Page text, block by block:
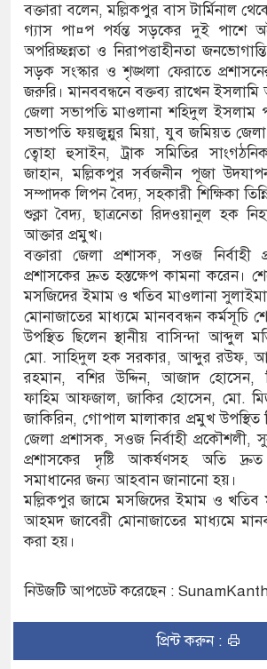
আইনে মামলা: নাদের, পলিন, রিপন-
আসামি
ইলেক্ট্রনিক বুথ ও সেল্ফ সার্ভিস সেন্টারের উদ্বোধন
জেলা প্রশাসন
বক্তারা বলেন, মল্লিকপুর বাস টার্মিনাল
গ্যাস পা¤প পর্যন্ত সড়কের দুই পাশে
অপরিচ্ছন্নতা ও নিরাপত্তাহীনতা
সড়ক সংস্কার ও শৃঙ্খলা ফেরাতে
জরুরি। মানববন্ধনে বক্তব্য রাখেন
জেলা সভাপতি মাওলানা শহিদুল ইসলাম
সভাপতি ফয়জুন্নুর মিয়া, যুব জমিয়ত
ত্বোহা হুসাইন, ট্রাক সমিতির
জাহান, মল্লিকপুর সর্বজনীন পূজা
সম্পাদক লিপন বৈদ্য, সহকারী শিক্ষিকা
শুক্লা বৈদ্য, ছাত্রনেতা রিদওয়ানুল হক
আক্তার প্রমুখ।
বক্তারা জেলা প্রশাসক, সওজ
প্রশাসকের দ্রুত হস্তক্ষেপ কামনা করেন।
মসজিদের ইমাম ও খতিব মাওলানা
মোনাজাতের মাধ্যমে মানববন্ধন কর্মসূচি
উপস্থিত ছিলেন স্থানীয় বাসিন্দা
মো. সাহিদুল হক সরকার, আব্দুর রউফ,
রহমান, বশির উদ্দিন, আজাদ হোসেন,
ফাহিম আফজাল, জাকির হোসেন, মো.
জাকিরিন, গোপাল মালাকার প্রমুখ উপস্থিত
জেলা প্রশাসক, সওজ নির্বাহী প্রকৌশলী,
প্রশাসকের দৃষ্টি আকর্ষণসহ অতি দ্রুত
সমাধানের জন্য আহবান জানানো হয়।
মল্লিকপুর জামে মসজিদের ইমাম ও খতিব
আহমদ জাবেরী মোনাজাতের মাধ্যমে
করা হয়।
নিউজটি আপডেট করেছেন :
প্রিন্ট করুন :